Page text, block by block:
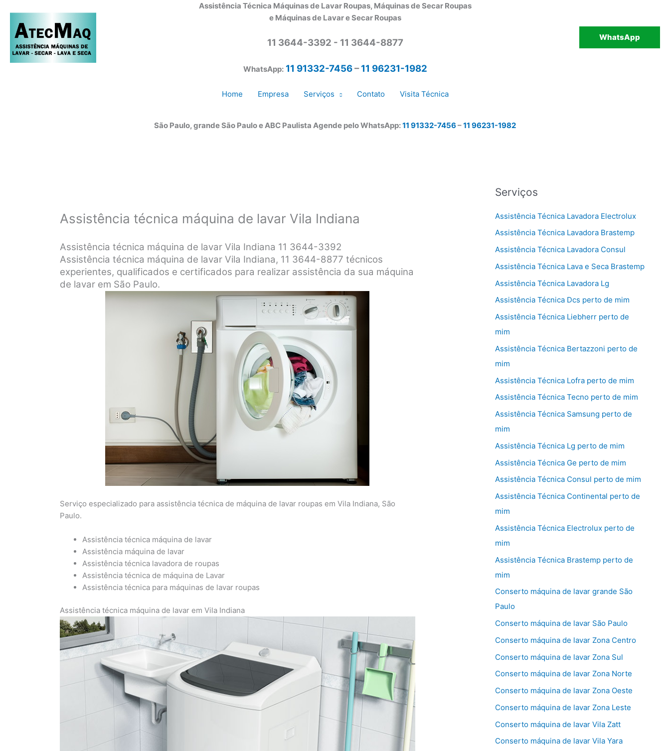
conteúdo
Assistência Técnica Máquinas de Lavar Roupas, Máquinas de Secar Roupas
e Máquinas de Lavar e Secar Roupas
11 3644-3392 - 11 3644-8877
WhatsApp: 11 91332-7456–11 96231-1982
WhatsApp
Home Empresa Serviços Contato Visita Técnica
São Paulo, grande São Paulo e ABC Paulista Agende pelo WhatsApp:11 91332-7456 –11 96231-1982
Assistência técnica máquina de lavar Vila Indiana
Assistência técnica máquina de lavar Vila Indiana 11 3644-3392
Assistência técnica máquina de lavar Vila Indiana, 11 3644-8877 técnicos
experientes, qualificados e certificados para realizar assistência da sua máquina
de lavar em São Paulo.
Serviço especializado para assistência técnica de máquina de lavar roupas em Vila Indiana, São
Paulo.
Assistência técnica máquina de lavar
Assistência máquina de lavar
Assistência técnica lavadora de roupas
Assistência técnica de máquina de Lavar
Assistência técnica para máquinas de lavar roupas
Assistência técnica máquina de lavar em Vila Indiana
Serviços
Assistência Técnica Lavadora Electrolux
Assistência Técnica Lavadora Brastemp
Assistência Técnica Lavadora Consul
Assistência Técnica Lava e Seca Brastemp
Assistência Técnica Lavadora Lg
Assistência Técnica Dcs perto de mim
Assistência Técnica Liebherr perto de
mim
Assistência Técnica Bertazzoni perto de
mim
Assistência Técnica Lofra perto de mim
Assistência Técnica Tecno perto de mim
Assistência Técnica Samsung perto de
mim
Assistência Técnica Lg perto de mim
Assistência Técnica Ge perto de mim
Assistência Técnica Consul perto de mim
Assistência Técnica Continental perto de
mim
Assistência Técnica Electrolux perto de
mim
Assistência Técnica Brastemp perto de
mim
Conserto máquina de lavar grande São
Paulo
Conserto máquina de lavar São Paulo
Conserto máquina de lavar Zona Centro
Conserto máquina de lavar Zona Sul
Conserto máquina de lavar Zona Norte
Conserto máquina de lavar Zona Oeste
Conserto máquina de lavar Zona Leste
Conserto máquina de lavar Vila Zatt
Conserto máquina de lavar Vila Yara